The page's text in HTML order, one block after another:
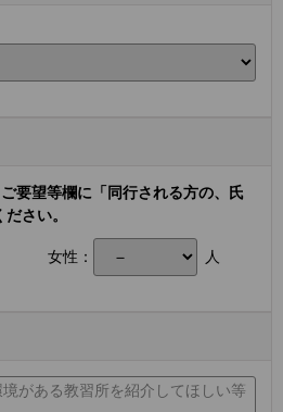
要望等欄に「同行される方の、氏
さい。
女性： 人